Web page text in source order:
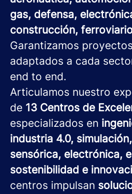
gas, defensa,
construcción,
Garantizamos
adaptados a cada
end to end.
Articulamos nuestro
de 13 Centros de
especializados en
industria 4.0,
sensórica, electrónica,
sostenibilidad e
centros impulsan